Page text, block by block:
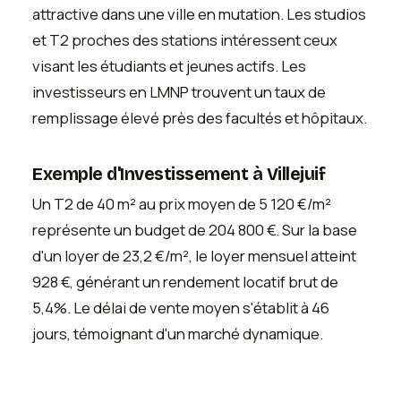
attractive dans une ville en mutation. Les studios
et T2 proches des stations intéressent ceux
visant les étudiants et jeunes actifs. Les
investisseurs en LMNP trouvent un taux de
remplissage élevé près des facultés et hôpitaux.
Exemple d'Investissement à Villejuif
Un T2 de 40 m² au prix moyen de 5 120 €/m²
représente un budget de 204 800 €. Sur la base
d'un loyer de 23,2 €/m², le loyer mensuel atteint
928 €, générant un rendement locatif brut de
5,4%. Le délai de vente moyen s'établit à 46
jours, témoignant d'un marché dynamique.